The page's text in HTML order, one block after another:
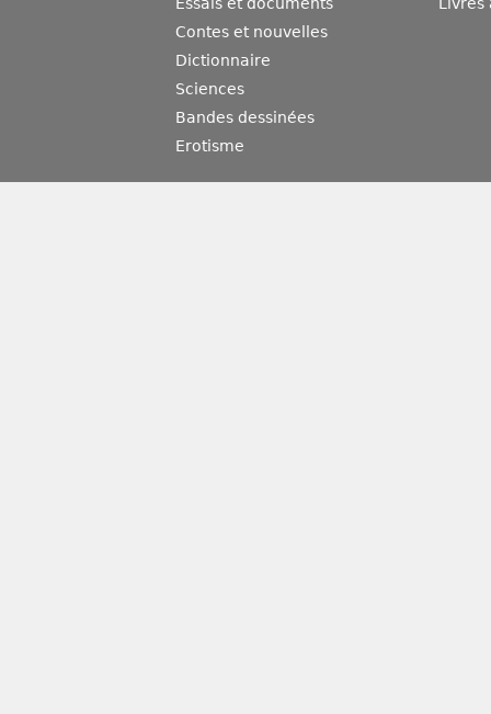
Essais et documents
Contes et nouvelles
Dictionnaire
Sciences
Bandes dessinées
Erotisme
Livres